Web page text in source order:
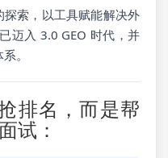
索，以工具赋能解决外
迈入 3.0 GEO 时代，并
。
排名，而是帮
试：